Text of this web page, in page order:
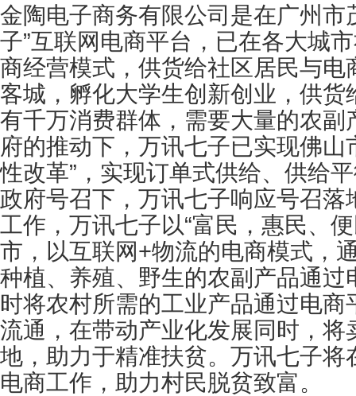
金陶电子商务有限公司是在广州
子”互联网电商平台，已在各大城
商经营模式，供货给社区居民与
客城，孵化大学生创新创业，供
有千万消费群体，需要大量的农
府的推动下，万讯七子已实现佛
性改革”，实现订单式供给、供给
政府号召下，万讯七子响应号召
工作，万讯七子以“富民，惠民、
市，以互联网+物流的电商模式，
种植、养殖、野生的农副产品通
时将农村所需的工业产品通过电
流通，在带动产业化发展同时，
地，助力于精准扶贫。万讯七子将
电商工作，助力村民脱贫致富。